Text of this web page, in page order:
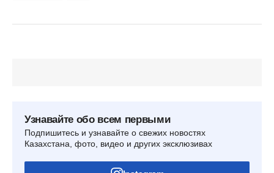
Узнавайте обо всем первыми
Подпишитесь и узнавайте о свежих новостях
Казахстана, фото, видео и других эксклюзивах